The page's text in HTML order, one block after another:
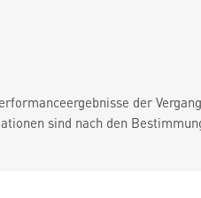
der
sind nach den